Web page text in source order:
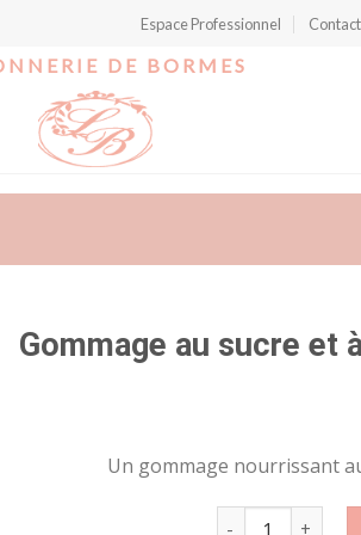
Espace Professionnel
DE BORMES
Gommage au sucre et
Un gommage nourrissant
quantité de